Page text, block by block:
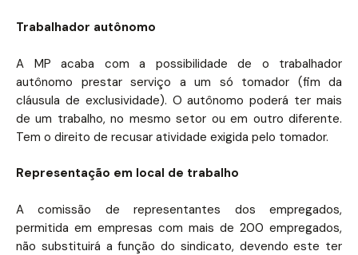
Trabalhador autônomo
A MP acaba com a possibilidade de o trabalhador
autônomo prestar serviço a um só tomador (fim da
cláusula de exclusividade). O autônomo poderá ter mais
de um trabalho, no mesmo setor ou em outro diferente.
Tem o direito de recusar atividade exigida pelo tomador.
Representação em local de trabalho
A comissão de representantes dos empregados,
permitida em empresas com mais de 200 empregados,
não substituirá a função do sindicato, devendo este ter